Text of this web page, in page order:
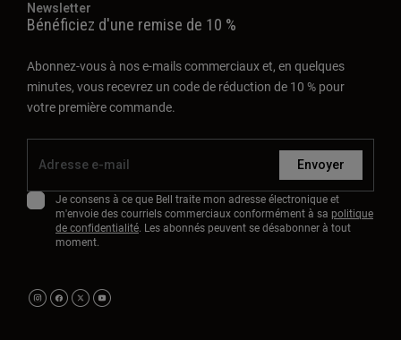
Newsletter
Bénéficiez d'une remise de 10 %
Abonnez-vous à nos e-mails commerciaux et, en quelques
minutes, vous recevrez un code de réduction de 10 % pour
votre première commande.
Envoyer
Je consens à ce que Bell traite mon adresse électronique et
m'envoie des courriels commerciaux conformément à sa politique
de confidentialité. Les abonnés peuvent se désabonner à tout
moment.